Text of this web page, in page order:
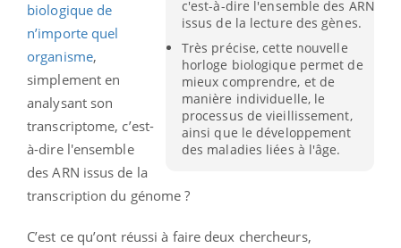
c'est-à-dire l'ensemble des ARN
issus de la lecture des gènes.
Très précise, cette nouvelle
horloge biologique permet de
mieux comprendre, et de
manière individuelle, le
processus de vieillissement,
ainsi que le développement
des maladies liées à l'âge.
biologique de
n’importe quel
organisme,
simplement en
analysant son
transcriptome, c’est-
à-dire l'ensemble
des ARN issus de la
transcription du génome ?
C’est ce qu’ont réussi à faire deux chercheurs,